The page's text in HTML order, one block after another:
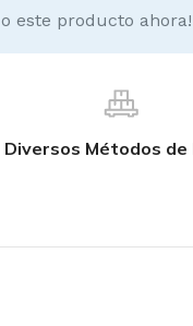
este producto ahora!
Diversos Métodos de